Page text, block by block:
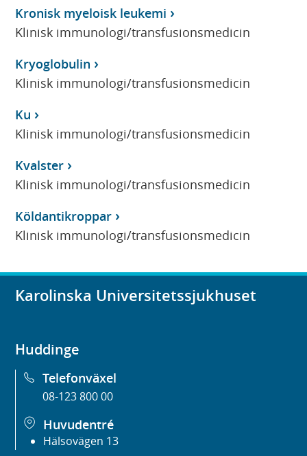
Kronisk myeloisk leukemi
Klinisk immunologi/transfusionsmedicin
Kryoglobulin
Klinisk immunologi/transfusionsmedicin
Ku
Klinisk immunologi/transfusionsmedicin
Kvalster
Klinisk immunologi/transfusionsmedicin
Köldantikroppar
Klinisk immunologi/transfusionsmedicin
Karolinska Universitetssjukhuset
Huddinge
Telefonväxel
08-123 800 00
Huvudentré
Hälsovägen 13